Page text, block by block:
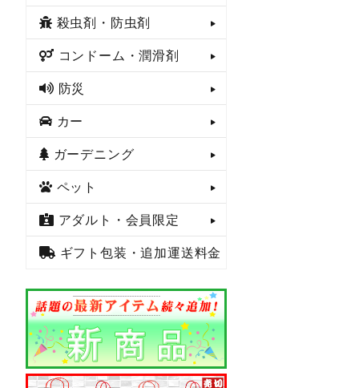
殺虫剤・防虫剤
コンドーム・潤滑剤
防災
カー
ガーデニング
ペット
アダルト・会員限定
ギフト包装・追加運送料金